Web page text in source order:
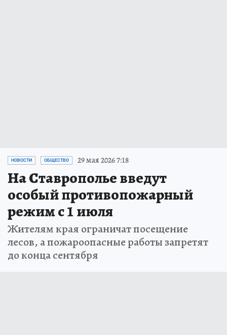
НОВОСТИ ОБЩЕСТВО 29 мая 2026 7:18
На Ставрополье введут
особый противопожарный
режим с 1 июля
Жителям края ограничат посещение
лесов, а пожароопасные работы запретят
до конца сентября